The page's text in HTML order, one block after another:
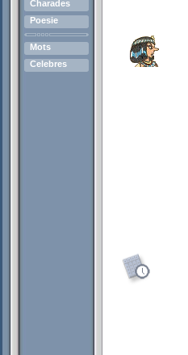
Charades
Poesie
Mots
Celebres